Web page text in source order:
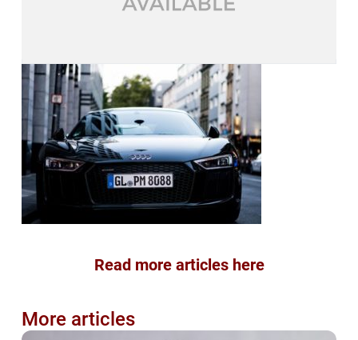
Read more articles here
More articles